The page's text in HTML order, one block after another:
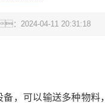
：2024-04-11 20:31:18
，可以输送多种物